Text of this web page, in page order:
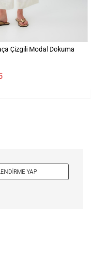
Çizgili Modal Dokuma
YAP